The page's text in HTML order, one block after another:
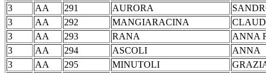
3
AA 291 AURORA
3
AA 292 MANGIARACINA
3
AA 293 RANA
3
AA 294 ASCOLI
3
AA 295 MINUTOLI